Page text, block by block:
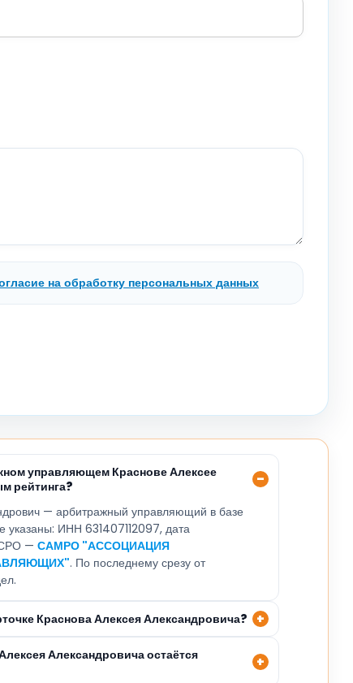
на обработку персональных данных
управляющем Краснове Алексее
рейтинга?
— арбитражный управляющий в базе
указаны: ИНН 631407112097, дата
СРО — САМРО "АССОЦИАЦИЯ
. По последнему срезу от
Краснова Алексея Александровича?
Александровича остаётся